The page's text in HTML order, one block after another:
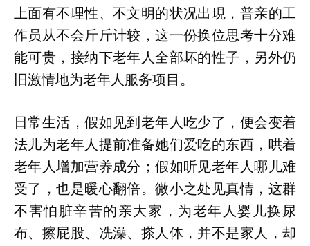
上面有不理性、不文明的状况出現，普亲的工
作员从不会斤斤计较，这一份换位思考十分难
能可贵，接纳下老年人全部坏的性子，另外仍
旧激情地为老年人服务项目。
日常生活，假如见到老年人吃少了，便会变着
法儿为老年人提前准备她们爱吃的东西，哄着
老年人增加营养成分；假如听见老年人哪儿难
受了，也是暖心翻倍。微小之处见真情，这群
不害怕脏辛苦的亲大家，为老年人婴儿换尿
布、擦屁股、冼澡、搽人体，并不是家人，却